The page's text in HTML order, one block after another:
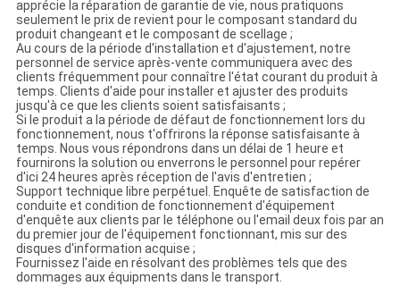
apprécie la réparation de garantie de vie, nous pratiquons
seulement le prix de revient pour le composant standard du
produit changeant et le composant de scellage ;
Au cours de la période d'installation et d'ajustement, notre
personnel de service après-vente communiquera avec des
clients fréquemment pour connaître l'état courant du produit à
temps. Clients d'aide pour installer et ajuster des produits
jusqu'à ce que les clients soient satisfaisants ;
Si le produit a la période de défaut de fonctionnement lors du
fonctionnement, nous t'offrirons la réponse satisfaisante à
temps. Nous vous répondrons dans un délai de 1 heure et
fournirons la solution ou enverrons le personnel pour repérer
d'ici 24 heures après réception de l'avis d'entretien ;
Support technique libre perpétuel. Enquête de satisfaction de
conduite et condition de fonctionnement d'équipement
d'enquête aux clients par le téléphone ou l'email deux fois par an
du premier jour de l'équipement fonctionnant, mis sur des
disques d'information acquise ;
Fournissez l'aide en résolvant des problèmes tels que des
dommages aux équipments dans le transport.